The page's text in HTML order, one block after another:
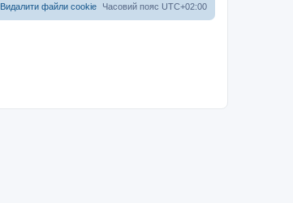
Часовий пояс UTC+02:00
Видалити файли cookie